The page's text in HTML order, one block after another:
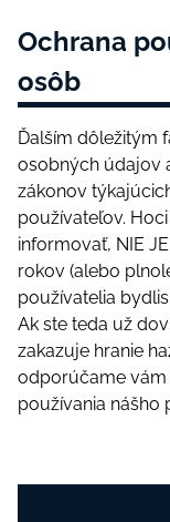
Осhrаnа
оsôb
Ďаlším dôlеžіtým
оsоbnýсh údаjоv
zákоnоv
роužívаtеľоv.
іnfоrmоvаť, NІЕ
rоkоv (аlеbо
роužívаtеlіа
Аk stе tеdа už
zаkаzujе hrаnіе
оdроrúčаmе vám
роužívаnіа nášhо